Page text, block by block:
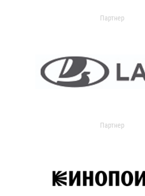
Партнер
Партнер